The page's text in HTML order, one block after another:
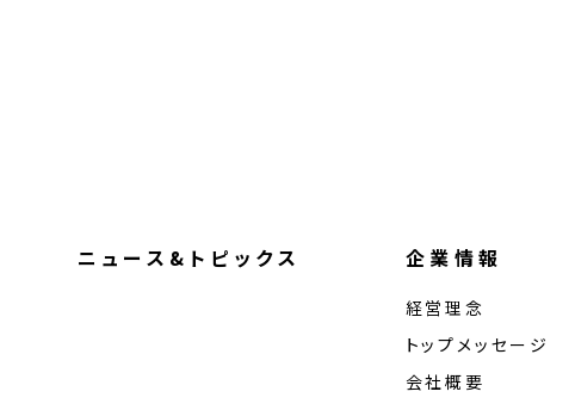
ニュース&トピックス 企業情報
経営理念
トップメッセージ
会社概要